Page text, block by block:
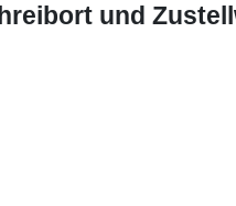
und